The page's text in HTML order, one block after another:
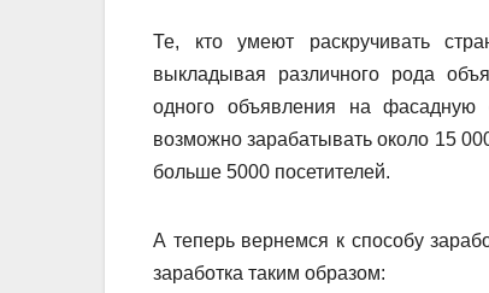
Те, кто умеют раскручивать
выкладывая различного рода
одного объявления на
возможно зарабатывать около 15
больше 5000 посетителей.
А теперь вернемся к способу
заработка таким образом: